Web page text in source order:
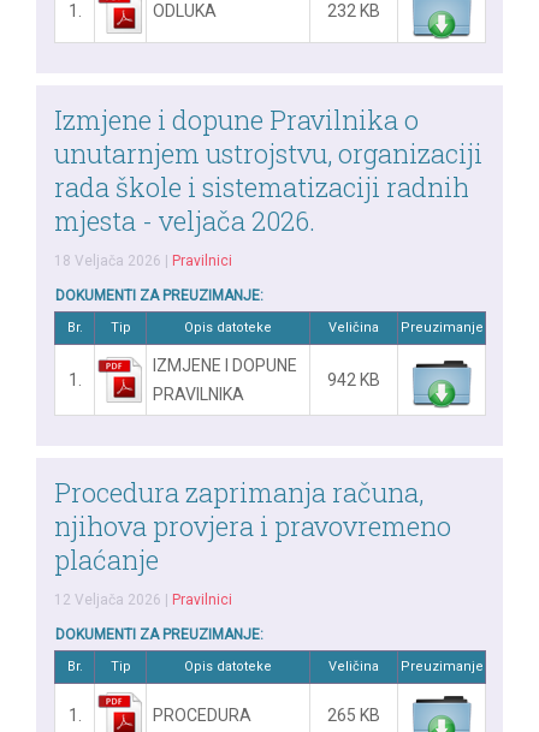
1. ODLUKA 232 KB
Izmjene i dopune Pravilnika o
unutarnjem ustrojstvu, organizaciji
rada škole i sistematizaciji radnih
mjesta - veljača 2026.
18 Veljača 2026 Pravilnici
DOKUMENTI ZA PREUZIMANJE:
Br. Tip Opis datoteke Veličina Preuzimanje
1.
IZMJENE I DOPUNE
PRAVILNIKA
942 KB
Procedura zaprimanja računa,
njihova provjera i pravovremeno
plaćanje
12 Veljača 2026 Pravilnici
DOKUMENTI ZA PREUZIMANJE:
Br. Tip Opis datoteke Veličina Preuzimanje
1. PROCEDURA 265 KB